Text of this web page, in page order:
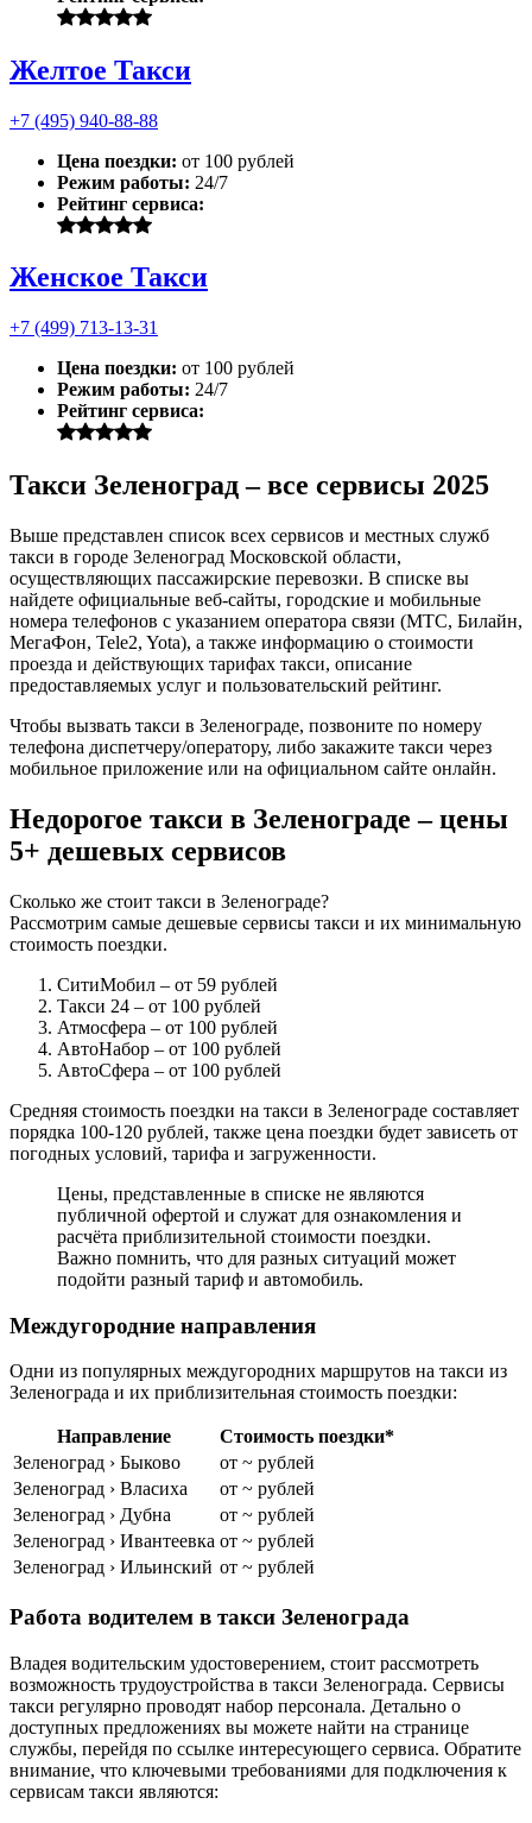
Желтое Такси
+7 (495) 940-88-88
Цена поездки: от 100 рублей
Режим работы: 24/7
Рейтинг сервиса:
Женское Такси
+7 (499) 713-13-31
Цена поездки: от 100 рублей
Режим работы: 24/7
Рейтинг сервиса:
Такси Зеленоград – все сервисы 2025
Выше представлен список всех сервисов и местных служб
такси в городе Зеленоград Московской области,
осуществляющих пассажирские перевозки. В списке вы
найдете официальные веб-сайты, городские и мобильные
номера телефонов с указанием оператора связи (МТС, Билайн,
МегаФон, Tele2, Yota), а также информацию о стоимости
проезда и действующих тарифах такси, описание
предоставляемых услуг и пользовательский рейтинг.
Чтобы вызвать такси в Зеленограде, позвоните по номеру
телефона диспетчеру/оператору, либо закажите такси через
мобильное приложение или на официальном сайте онлайн.
Недорогое такси в Зеленограде – цены
5+ дешевых сервисов
Сколько же стоит такси в Зеленограде?
Рассмотрим самые дешевые сервисы такси и их минимальную
стоимость поездки.
СитиМобил – от 59 рублей
Такси 24 – от 100 рублей
Атмосфера – от 100 рублей
АвтоНабор – от 100 рублей
АвтоСфера – от 100 рублей
Средняя стоимость поездки на такси в Зеленограде составляет
порядка 100-120 рублей, также цена поездки будет зависеть от
погодных условий, тарифа и загруженности.
Цены, представленные в списке не являются
публичной офертой и служат для ознакомления и
расчёта приблизительной стоимости поездки.
Важно помнить, что для разных ситуаций может
подойти разный тариф и автомобиль.
Междугородние направления
Одни из популярных междугородних маршрутов на такси из
Зеленограда и их приблизительная стоимость поездки:
Направление
Стоимость поездки*
Зеленоград › Быково
от ~ рублей
Зеленоград › Власиха
от ~ рублей
Зеленоград › Дубна
от ~ рублей
Зеленоград › Ивантеевка от ~ рублей
Зеленоград › Ильинский от ~ рублей
Работа водителем в такси Зеленограда
Владея водительским удостоверением, стоит рассмотреть
возможность трудоустройства в такси Зеленограда. Сервисы
такси регулярно проводят набор персонала. Детально о
доступных предложениях вы можете найти на странице
службы, перейдя по ссылке интересующего сервиса. Обратите
внимание, что ключевыми требованиями для подключения к
сервисам такси являются: